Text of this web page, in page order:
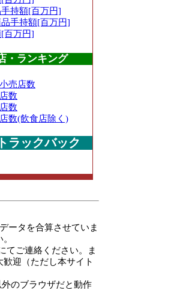
持額[百万円]
手持額[百万円]
百万円]
・ランキング
売店数
数
数
数(飲食店除く)
ラックバック
ータを合算させていま
てご連絡ください。ま
迎（ただし本サイト
のブラウザだと動作